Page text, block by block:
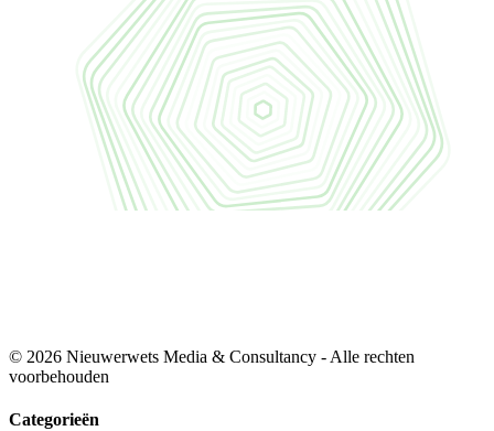
© 2026 Nieuwerwets Media & Consultancy - Alle rechten
voorbehouden
Categorieën